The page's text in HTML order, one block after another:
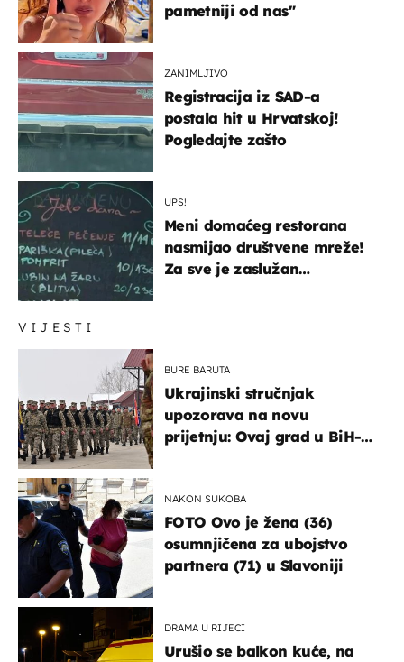
VIJESTI
BURE BARUTA
Ukrajinski stručnjak
upozorava na novu
prijetnju: Ovaj grad u BiH-u
NAKON SUKOBA
FOTO Ovo je žena (36)
osumnjičena za ubojstvo
partnera (71) u Slavoniji
DRAMA U RIJECI
Urušio se balkon kuće, na
pametniji od nas"
ZANIMLJIVO
Registracija iz SAD-a
postala hit u Hrvatskoj!
Pogledajte zašto
UPS!
Meni domaćeg restorana
nasmijao društvene mreže!
Za sve je zaslužan